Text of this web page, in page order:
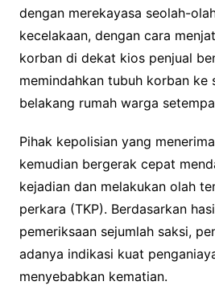
dengan merekayasa seolah-
kecelakaan, dengan cara
korban di dekat kios penjual
memindahkan tubuh korban ke
belakang rumah warga
Pihak kepolisian yang
kemudian bergerak cepat
kejadian dan melakukan olah
perkara (TKP). Berdasarkan
pemeriksaan sejumlah saksi,
adanya indikasi kuat
menyebabkan kematian.